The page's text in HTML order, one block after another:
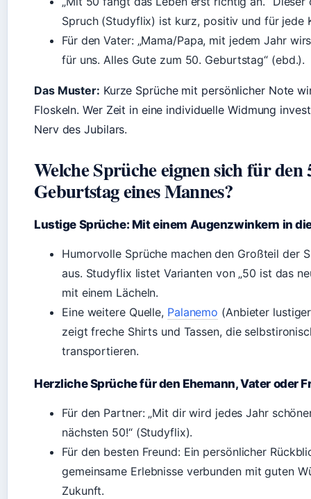
Spruch (Studyflix) ist kurz, positiv und für jede
Für den Vater: „Mama/Papa, mit jedem Jahr
für uns. Alles Gute zum 50. Geburtstag“ (ebd.).
Das Muster: Kurze Sprüche mit persönlicher Note
Floskeln. Wer Zeit in eine individuelle Widmung
Nerv des Jubilars.
Welche Sprüche eignen sich für den
Geburtstag eines Mannes?
Lustige Sprüche: Mit einem Augenzwinkern in
Humorvolle Sprüche machen den Großteil der
aus. Studyflix listet Varianten von „50 ist das
mit einem Lächeln.
Eine weitere Quelle, Palanemo (Anbieter
zeigt freche Shirts und Tassen, die
transportieren.
Herzliche Sprüche für den Ehemann, Vater oder
Für den Partner: „Mit dir wird jedes Jahr
nächsten 50!“ (Studyflix).
Für den besten Freund: Ein persönlicher
gemeinsame Erlebnisse verbunden mit guten
Zukunft.